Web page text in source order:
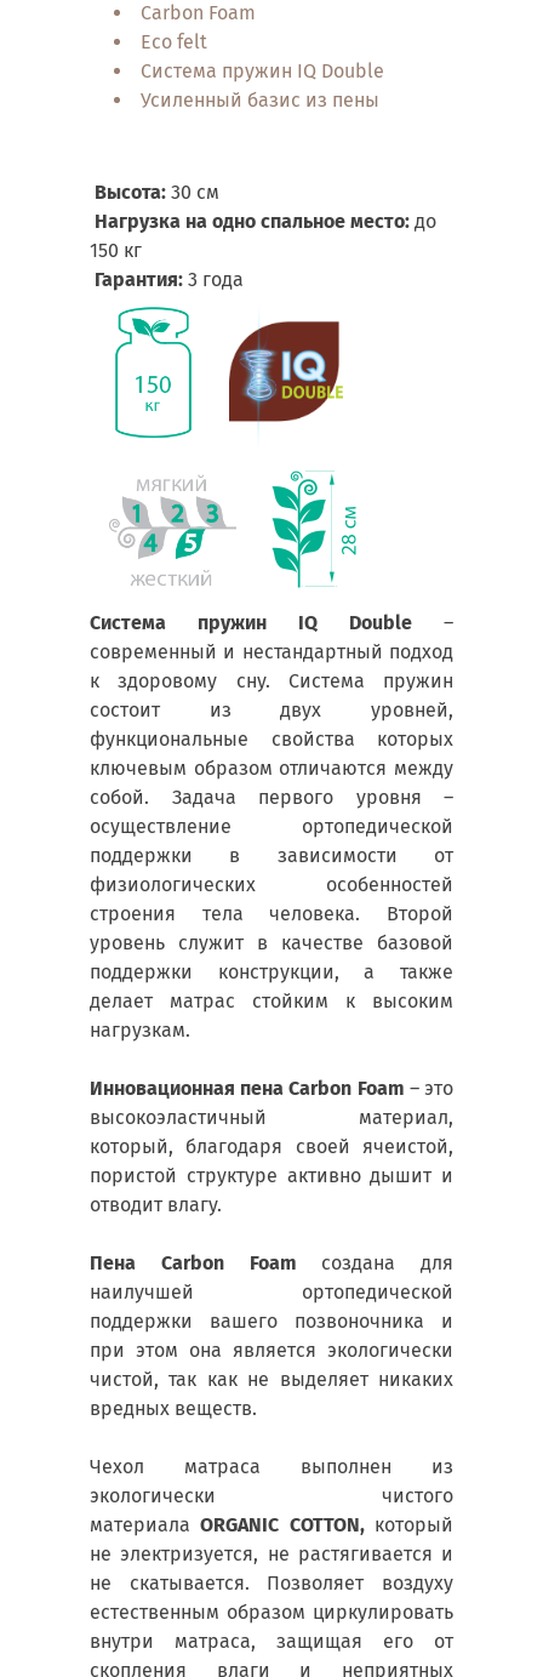
Carbon Foam
Eco felt
Система пружин IQ Double
Усиленный базис из пены
Высота: 30 см
Нагрузка на одно спальное место: до
150 кг
Гарантия: 3 года
Система пружин IQ Double –
современный и нестандартный подход
к здоровому сну. Система пружин
состоит из двух уровней,
функциональные свойства которых
ключевым образом отличаются между
собой. Задача первого уровня –
осуществление ортопедической
поддержки в зависимости от
физиологических особенностей
строения тела человека. Второй
уровень служит в качестве базовой
поддержки конструкции, а также
делает матрас стойким к высоким
нагрузкам.
Инновационная пена Carbon Foam – это
высокоэластичный материал,
который, благодаря своей ячеистой,
пористой структуре активно дышит и
отводит влагу.
Пена Carbon Foam создана для
наилучшей ортопедической
поддержки вашего позвоночника и
при этом она является экологически
чистой, так как не выделяет никаких
вредных веществ.
Чехол матраса выполнен из
экологически чистого
материалаORGANIC COTTON,который
не электризуется, не растягивается и
не скатывается. Позволяет воздуху
естественным образом циркулировать
внутри матраса, защищая его от
скопления влаги и неприятных